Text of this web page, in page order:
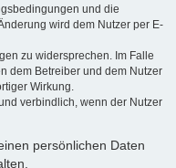
und die
wird dem Nutzer per E-
zu widersprechen. Im Falle
dem Betreiber und dem Nutzer
Wirkung.
verbindlich, wenn der Nutzer
persönlichen Daten